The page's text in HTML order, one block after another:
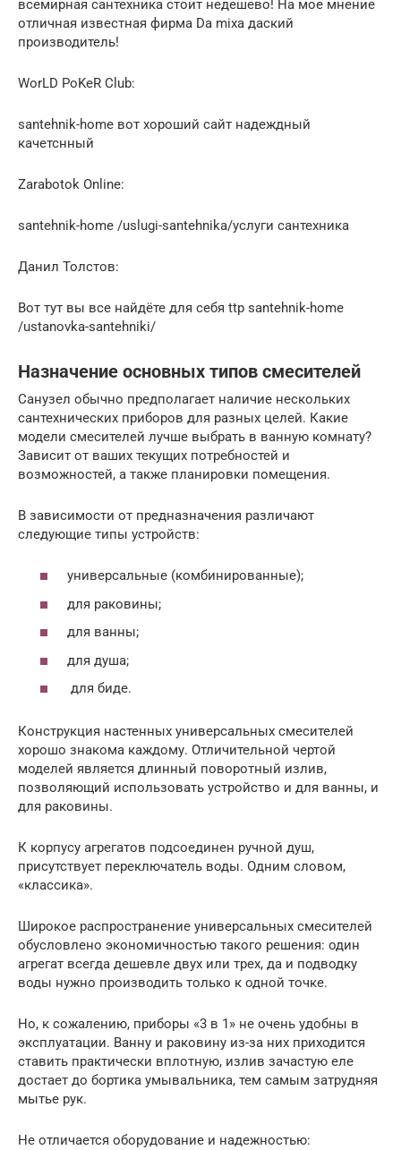
всемирная сантехника стоит недешево! На мое мнение
отличная известная фирма Da mixa даский
производитель!
WorLD PoKeR Club:
santehnik-home вот хороший сайт надеждный
качетснный
Zarabotok Online:
santehnik-home /uslugi-santehnika/услуги сантехника
Данил Толстов:
Вот тут вы все найдёте для себя ttp santehnik-home
/ustanovka-santehniki/
Назначение основных типов смесителей
Санузел обычно предполагает наличие нескольких
сантехнических приборов для разных целей. Какие
модели смесителей лучше выбрать в ванную комнату?
Зависит от ваших текущих потребностей и
возможностей, а также планировки помещения.
В зависимости от предназначения различают
следующие типы устройств:
универсальные (комбинированные);
для раковины;
для ванны;
для душа;
для биде.
Конструкция настенных универсальных смесителей
хорошо знакома каждому. Отличительной чертой
моделей является длинный поворотный излив,
позволяющий использовать устройство и для ванны, и
для раковины.
К корпусу агрегатов подсоединен ручной душ,
присутствует переключатель воды. Одним словом,
«классика».
Широкое распространение универсальных смесителей
обусловлено экономичностью такого решения: один
агрегат всегда дешевле двух или трех, да и подводку
воды нужно производить только к одной точке.
Но, к сожалению, приборы «3 в 1» не очень удобны в
эксплуатации. Ванну и раковину из-за них приходится
ставить практически вплотную, излив зачастую еле
достает до бортика умывальника, тем самым затрудняя
мытье рук.
Не отличается оборудование и надежностью: